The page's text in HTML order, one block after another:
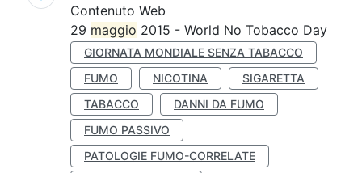
Contenuto Web
29 maggio 2015 - World No Tobacco Day
GIORNATA MONDIALE SENZA TABACCO
FUMO
NICOTINA
SIGARETTA
TABACCO
DANNI DA FUMO
FUMO PASSIVO
PATOLOGIE FUMO-CORRELATE